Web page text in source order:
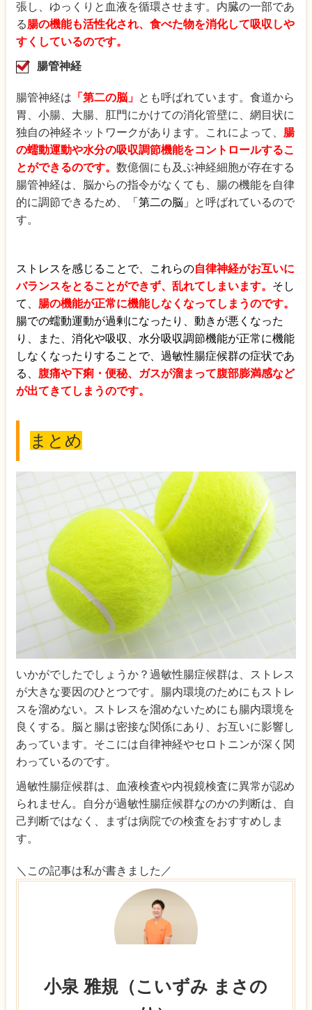
張し、ゆっくりと血液を循環させます。内臓の一部であ
る腸の機能も活性化され、食べた物を消化して吸収しや
すくしているのです。
腸管神経
腸管神経は 「第二の脳」 とも呼ばれています。食道から
胃、小腸、大腸、肛門にかけての消化管壁に、網目状に
独自の神経ネットワークがあります。これによって、 腸
の蠕動運動や水分の吸収調節機能をコントロールするこ
とができるのです。数億個にも及ぶ神経細胞が存在する
腸管神経は、脳からの指令がなくても、腸の機能を自律
的に調節できるため、
「第二の脳」
と呼ばれているので
す。
ストレスを感じることで、これらの自律神経がお互いに
バランスをとることができず、乱れてしまいます。 そし
て、 腸の機能が正常に機能しなくなってしまうのです。
腸での蠕動運動が過剰になったり、動きが悪くなった
り、また、消化や吸収、水分吸収調節機能が正常に機能
しなくなったりすることで、過敏性腸症候群の症状であ
る、 腹痛や下痢・便秘、ガスが溜まって腹部膨満感など
が出てきてしまうのです。
まとめ
いかがでしたでしょうか？過敏性腸症候群は、ストレス
が大きな要因のひとつです。腸内環境のためにもストレ
スを溜めない。ストレスを溜めないためにも腸内環境を
良くする。脳と腸は密接な関係にあり、お互いに影響し
あっています。そこには自律神経やセロトニンが深く関
わっているのです。
過敏性腸症候群は、血液検査や内視鏡検査に異常が認め
られません。自分が過敏性腸症候群なのかの判断は、自
己判断ではなく、まずは病院での検査をおすすめしま
す。
＼この記事は私が書きました／
小泉 雅規（こいずみ まさの